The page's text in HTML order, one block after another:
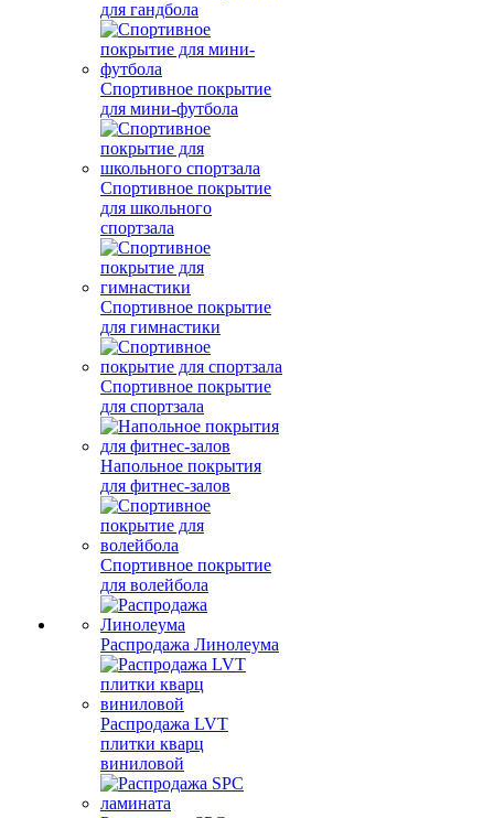
для гандбола
Спортивное покрытие
для мини-футбола
Спортивное покрытие
для школьного
спортзала
Спортивное покрытие
для гимнастики
Спортивное покрытие
для спортзала
Напольное покрытия
для фитнес-залов
Спортивное покрытие
для волейбола
Распродажа Линолеума
Распродажа LVT
плитки кварц
виниловой